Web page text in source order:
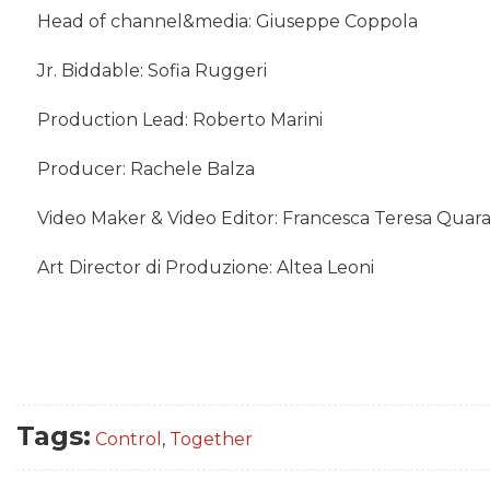
Head of channel&media: Giuseppe Coppola
Jr. Biddable: Sofia Ruggeri
Production Lead: Roberto Marini
Producer: Rachele Balza
Video Maker & Video Editor: Francesca Teresa
Art Director di Produzione: Altea Leoni
Tags: Control , Together